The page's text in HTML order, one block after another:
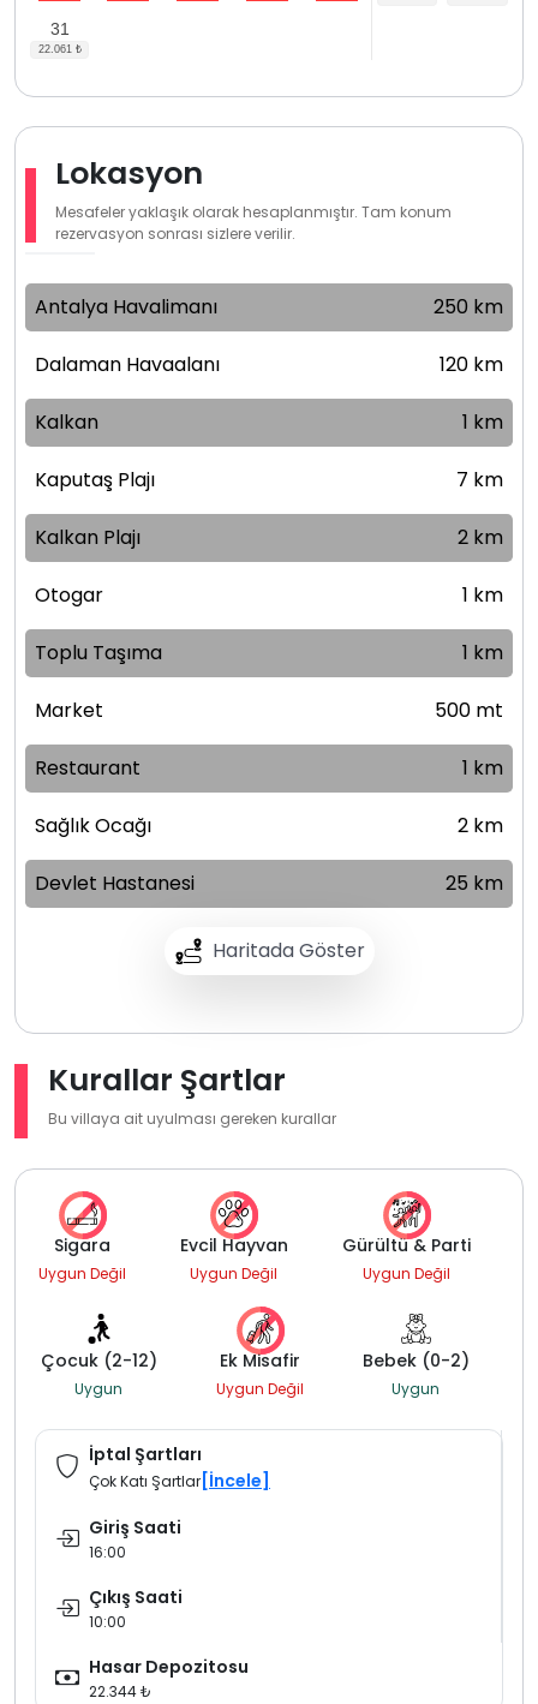
31
Lokasyon
Mesafeler yaklaşık olarak hesaplanmıştır. Tam konum
rezervasyon sonrası sizlere verilir.
Haritada Göster
Antalya Havalimanı 250 km
Dalaman Havaalanı 120 km
Kalkan 1 km
Kaputaş Plajı 7 km
Kalkan Plajı 2 km
Otogar 1 km
Toplu Taşıma 1 km
Market 500 mt
Restaurant 1 km
Sağlık Ocağı 2 km
Devlet Hastanesi 25 km
Kurallar Şartlar
Bu villaya ait uyulması gereken kurallar
Sigara
Uygun Değil
Evcil Hayvan
Uygun Değil
Gürültü & Parti
Uygun Değil
Çocuk (2-12)
Uygun
Ek Misafir
Uygun Değil
Bebek (0-2)
Uygun
İptal Şartları
Çok Katı Şartlar [İncele]
Giriş Saati
16:00
Çıkış Saati
10:00
Hasar Depozitosu
22.344 ₺